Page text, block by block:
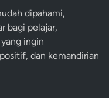
dipahami,
bagi pelajar,
ingin
dan kemandirian